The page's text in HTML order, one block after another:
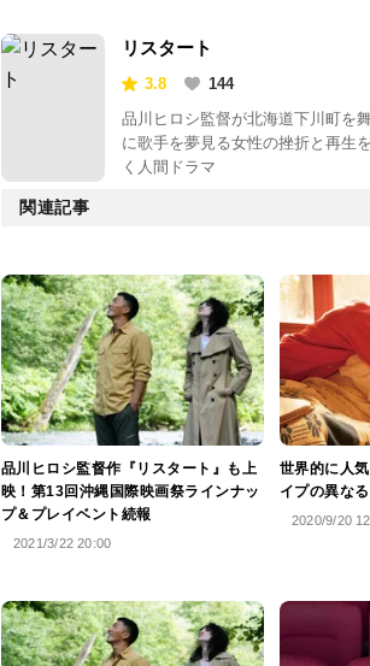
リスタート
3.8
144
品川ヒロシ監督が北海道下川町を
に歌手を夢見る女性の挫折と再生
く人間ドラマ
関連記事
品川ヒロシ監督作『リスタート』も上
映！第13回沖縄国際映画祭ラインナッ
プ＆プレイベント続報
2021/3/22 20:00
世界的に人
イプの異な
2020/9/20